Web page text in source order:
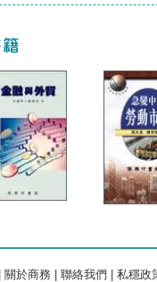
關於商務 聯絡我們
私穩政